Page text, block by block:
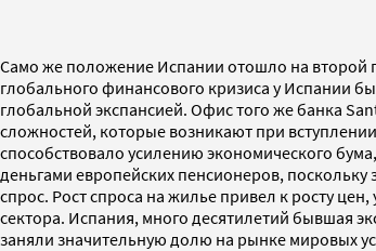
Само же положение Испании отошло на второй
глобального финансового кризиса у Испании
глобальной экспансией. Офис того же банка
сложностей, которые возникают при
способствовало усилению экономического
деньгами европейских пенсионеров, поскольку
спрос. Рост спроса на жилье привел к росту
сектора. Испания, много десятилетий бывшая
заняли значительную долю на рынке мировых